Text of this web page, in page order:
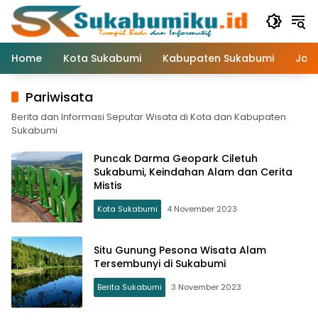
Langsung
konten
Home
Kota Sukabumi Kabupaten Sukabumi
Pariwisata
Berita dan Informasi Seputar Wisata di Kota dan Kabupaten
Sukabumi
Puncak Darma Geopark Ciletuh
Sukabumi, Keindahan Alam dan Cerita
Mistis
Kota Sukabumi 4 November 2023
Situ Gunung Pesona Wisata Alam
Tersembunyi di Sukabumi
Berita Sukabumi 3 November 2023